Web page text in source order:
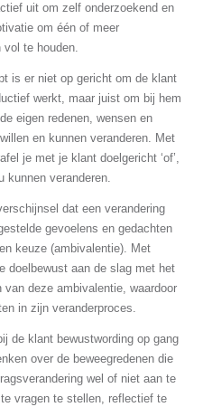
uit om zelf onderzoekend en
om één of meer
vol te houden.
is er niet op gericht om de klant
werkt, maar juist om bij hem
eigen redenen, wensen en
en kunnen veranderen. Met
je met je klant doelgericht ‘of’,
kunnen veranderen.
dat een verandering
gevoelens en gedachten
keuze (ambivalentie). Met
doelbewust aan de slag met het
deze ambivalentie, waardoor
in zijn veranderproces.
de klant bewustwording op gang
over de beweegredenen die
wel of niet aan te
vragen te stellen, reflectief te